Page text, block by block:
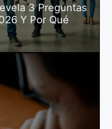
3 Preguntas
Y Por Qué